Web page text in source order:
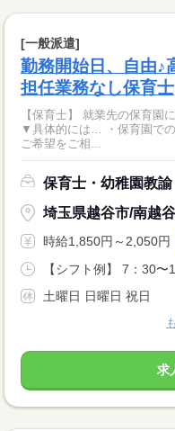
[一般派遣]
勤務開始日、自由
担任業務なし保育士
【保育士】 就業先の保育園
▼具体的には… ・保育園での保育業務 ※担任業務
ご希望をご相...
保育士・幼稚園教
埼玉県越谷市/南越
時給1,850円～2,050円
【シフト例】 7：30〜
土曜日 日曜日 祝日
求